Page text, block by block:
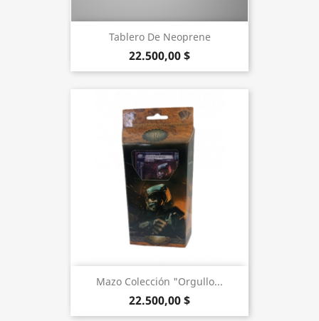
Tablero De Neoprene
22.500,00 $
Mazo Colección "Orgullo...
22.500,00 $